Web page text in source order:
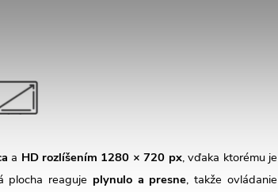
a HD rozlíšením 1280 × 720 px, vďaka ktorému je
plocha reaguje plynulo a presne, takže ovládanie